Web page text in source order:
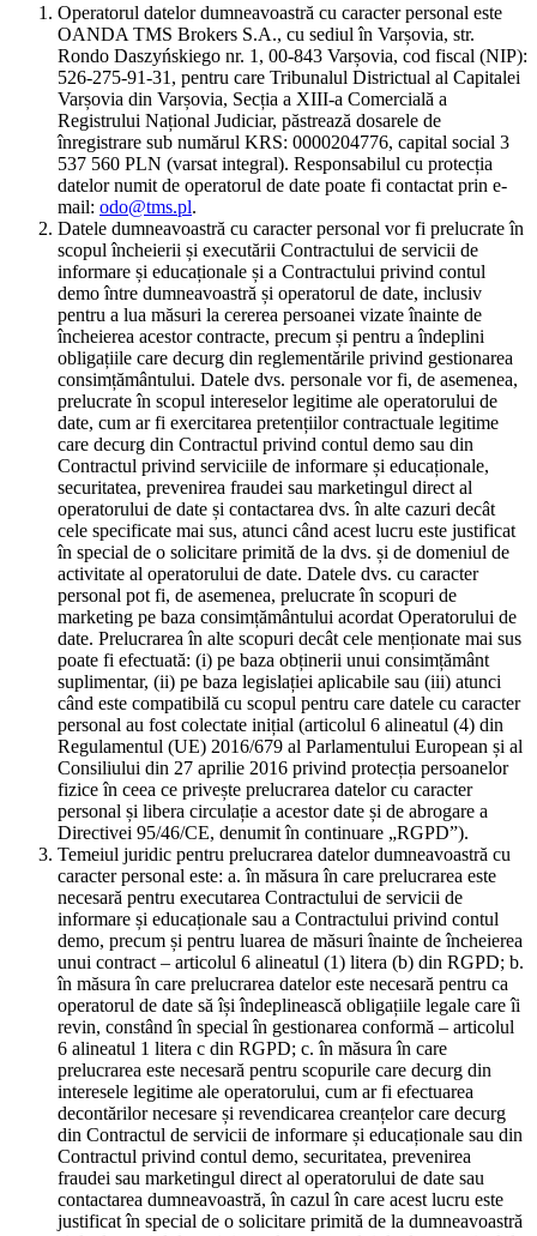
Operatorul datelor dumneavoastră cu caracter personal este
OANDA TMS Brokers S.A., cu sediul în Varșovia, str.
Rondo Daszyńskiego nr. 1, 00-843 Varșovia, cod fiscal (NIP):
526-275-91-31, pentru care Tribunalul Districtual al Capitalei
Varșovia din Varșovia, Secția a XIII-a Comercială a
Registrului Național Judiciar, păstrează dosarele de
înregistrare sub numărul KRS: 0000204776, capital social 3
537 560 PLN (varsat integral). Responsabilul cu protecția
datelor numit de operatorul de date poate fi contactat prin e-
mail: odo@tms.pl.
Datele dumneavoastră cu caracter personal vor fi prelucrate în
scopul încheierii și executării Contractului de servicii de
informare și educaționale și a Contractului privind contul
demo între dumneavoastră și operatorul de date, inclusiv
pentru a lua măsuri la cererea persoanei vizate înainte de
încheierea acestor contracte, precum și pentru a îndeplini
obligațiile care decurg din reglementările privind gestionarea
consimțământului. Datele dvs. personale vor fi, de asemenea,
prelucrate în scopul intereselor legitime ale operatorului de
date, cum ar fi exercitarea pretențiilor contractuale legitime
care decurg din Contractul privind contul demo sau din
Contractul privind serviciile de informare și educaționale,
securitatea, prevenirea fraudei sau marketingul direct al
operatorului de date și contactarea dvs. în alte cazuri decât
cele specificate mai sus, atunci când acest lucru este justificat
în special de o solicitare primită de la dvs. și de domeniul de
activitate al operatorului de date. Datele dvs. cu caracter
personal pot fi, de asemenea, prelucrate în scopuri de
marketing pe baza consimțământului acordat Operatorului de
date. Prelucrarea în alte scopuri decât cele menționate mai sus
poate fi efectuată: (i) pe baza obținerii unui consimțământ
suplimentar, (ii) pe baza legislației aplicabile sau (iii) atunci
când este compatibilă cu scopul pentru care datele cu caracter
personal au fost colectate inițial (articolul 6 alineatul (4) din
Regulamentul (UE) 2016/679 al Parlamentului European și al
Consiliului din 27 aprilie 2016 privind protecția persoanelor
fizice în ceea ce privește prelucrarea datelor cu caracter
personal și libera circulație a acestor date și de abrogare a
Directivei 95/46/CE, denumit în continuare „RGPD”).
Temeiul juridic pentru prelucrarea datelor dumneavoastră cu
caracter personal este: a. în măsura în care prelucrarea este
necesară pentru executarea Contractului de servicii de
informare și educaționale sau a Contractului privind contul
demo, precum și pentru luarea de măsuri înainte de încheierea
unui contract – articolul 6 alineatul (1) litera (b) din RGPD; b.
în măsura în care prelucrarea datelor este necesară pentru ca
operatorul de date să își îndeplinească obligațiile legale care îi
revin, constând în special în gestionarea conformă – articolul
6 alineatul 1 litera c din RGPD; c. în măsura în care
prelucrarea este necesară pentru scopurile care decurg din
interesele legitime ale operatorului, cum ar fi efectuarea
decontărilor necesare și revendicarea creanțelor care decurg
din Contractul de servicii de informare și educaționale sau din
Contractul privind contul demo, securitatea, prevenirea
fraudei sau marketingul direct al operatorului de date sau
contactarea dumneavoastră, în cazul în care acest lucru este
justificat în special de o solicitare primită de la dumneavoastră